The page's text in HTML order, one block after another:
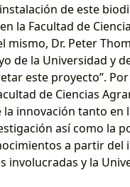
de este
la Facultad de
mismo, Dr. Peter
de la Universidad y
este proyecto”.
de Ciencias
innovación tanto en
así como la
a partir del
involucradas y la